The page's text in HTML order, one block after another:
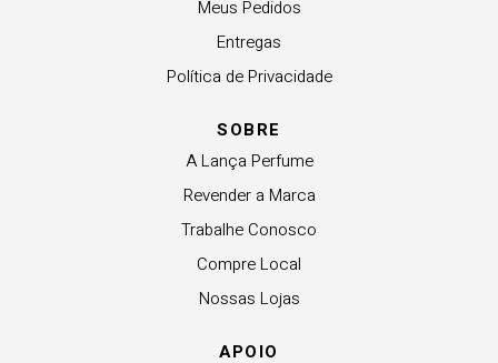
Meus Pedidos
Entregas
Política de Privacidade
SOBRE
A Lança Perfume
Revender a Marca
Trabalhe Conosco
Compre Local
Nossas Lojas
APOIO